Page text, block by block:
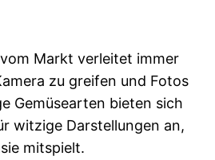
Markt verleitet immer
zu greifen und Fotos
Gemüsearten bieten sich
witzige Darstellungen an,
mitspielt.